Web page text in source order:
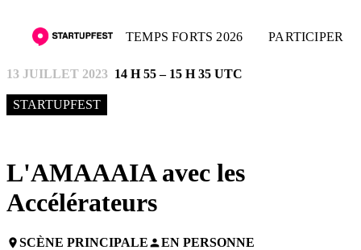
TEMPS FORTS 2026 PARTICIPER
13 JUILLET 2023 14 H 55 – 15 H 35 UTC
STARTUPFEST
L'AMAAAIA avec les
Accélérateurs
placeSCÈNE PRINCIPALEpersonEN PERSONNE